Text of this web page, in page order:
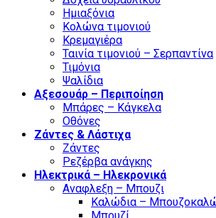
Ημιαξόνια
Κολώνα τιμονιού
Κρεμαγιέρα
Ταινία τιμονιού – Σερπαντίνα
Τιμόνια
Ψαλίδια
Αξεσουάρ – Περιποίηση
Μπάρες – Κάγκελα
Οθόνες
Ζάντες & Λάστιχα
Ζάντες
Ρεζέρβα ανάγκης
Ηλεκτρικά – Ηλεκρονικά
Αναφλεξη – Μπουζι
Καλώδια –